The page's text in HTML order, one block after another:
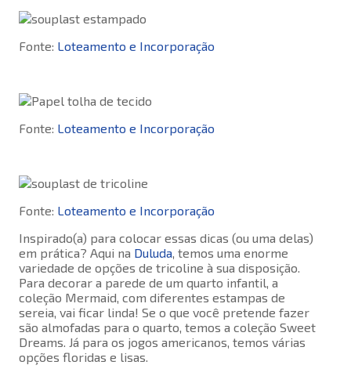
Fonte: Loteamento e Incorporação
Fonte: Loteamento e Incorporação
Fonte: Loteamento e Incorporação
Inspirado(a) para colocar essas dicas (ou uma delas)
em prática? Aqui na Duluda, temos uma enorme
variedade de opções de tricoline à sua disposição.
Para decorar a parede de um quarto infantil, a
coleção Mermaid, com diferentes estampas de
sereia, vai ficar linda! Se o que você pretende fazer
são almofadas para o quarto, temos a coleção Sweet
Dreams. Já para os jogos americanos, temos várias
opções floridas e lisas.